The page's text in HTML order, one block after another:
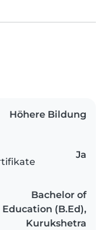
Höhere Bildung
Ja
Bachelor of
Education (B.Ed),
Kurukshetra